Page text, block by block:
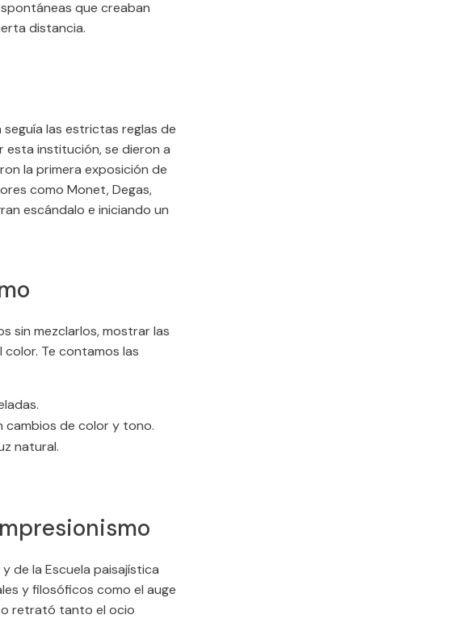
que creaban
distancia.
seguía las estrictas reglas de
esta institución, se dieron a
la primera exposición de
como Monet, Degas,
escándalo e iniciando un
sin mezclarlos, mostrar las
Te contamos las
cambios de color y tono.
natural.
de la Escuela paisajística
y filosóficos como el auge
retrató tanto el ocio